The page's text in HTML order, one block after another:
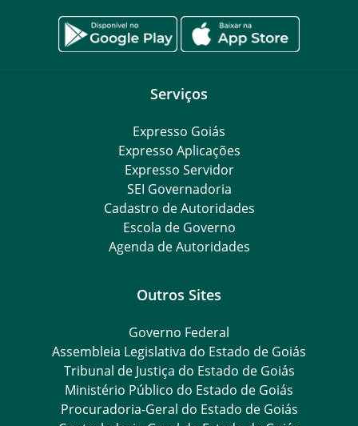
Serviços
Expresso Goiás
Expresso Aplicações
Expresso Servidor
SEI Governadoria
Cadastro de Autoridades
Escola de Governo
Agenda de Autoridades
Outros Sites
Governo Federal
Assembleia Legislativa do Estado de Goiás
Tribunal de Justiça do Estado de Goiás
Ministério Público do Estado de Goiás
Procuradoria-Geral do Estado de Goiás